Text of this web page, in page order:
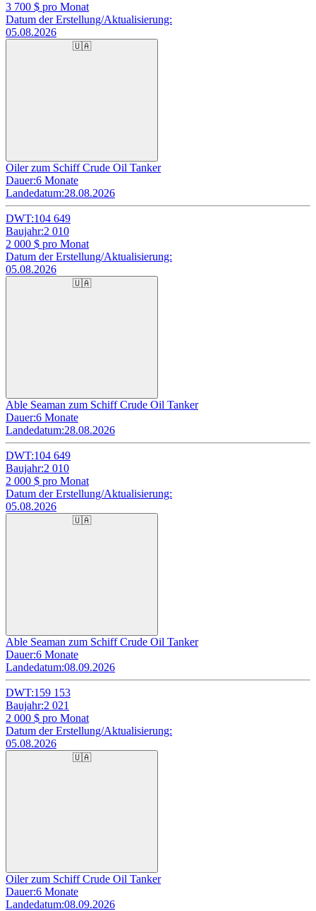
3 700 $ pro Monat
Datum der Erstellung/Aktualisierung:
05.08.2026
🇺🇦
Oiler zum Schiff Crude Oil Tanker
Dauer:6 Monate
Landedatum:28.08.2026
DWT:104 649
Baujahr:2 010
2 000 $ pro Monat
Datum der Erstellung/Aktualisierung:
05.08.2026
🇺🇦
Able Seaman zum Schiff Crude Oil Tanker
Dauer:6 Monate
Landedatum:28.08.2026
DWT:104 649
Baujahr:2 010
2 000 $ pro Monat
Datum der Erstellung/Aktualisierung:
05.08.2026
🇺🇦
Able Seaman zum Schiff Crude Oil Tanker
Dauer:6 Monate
Landedatum:08.09.2026
DWT:159 153
Baujahr:2 021
2 000 $ pro Monat
Datum der Erstellung/Aktualisierung:
05.08.2026
🇺🇦
Oiler zum Schiff Crude Oil Tanker
Dauer:6 Monate
Landedatum:08.09.2026